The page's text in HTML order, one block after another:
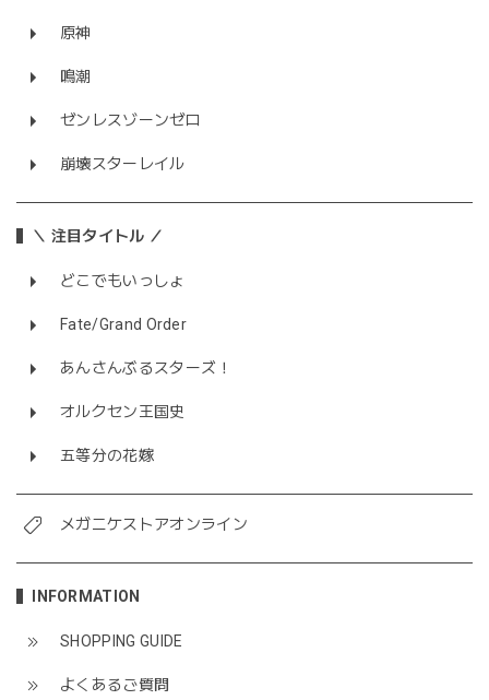
原神
鳴潮
ゼンレスゾーンゼロ
崩壊スターレイル
＼ 注目タイトル ／
どこでもいっしょ
Fate/Grand Order
あんさんぶるスターズ！
オルクセン王国史
五等分の花嫁
メガニケストアオンライン
INFORMATION
SHOPPING GUIDE
よくあるご質問